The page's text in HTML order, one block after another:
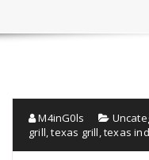
M4inG0ls
grill ,texas grill ,texas